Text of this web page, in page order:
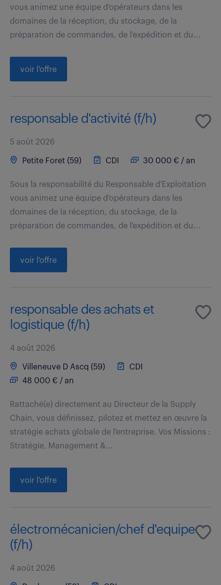
vous animez une équipe d'opérateurs dans les
domaines de la réception, du stockage, de la
préparation de commandes, de l'expédition et du...
voir l'offre
responsable d'activité (f/h)
5 août 2026
Petite Foret (59) CDI 30 000 € / an
Sous la responsabilité du Responsable d'Exploitation
vous animez une équipe d'opérateurs dans les
domaines de la réception, du stockage, de la
préparation de commandes, de l'expédition et du...
voir l'offre
responsable des achats et
logistique (f/h)
4 août 2026
Villeneuve D Ascq (59)
CDI
48 000 € / an
Rattaché(e) directement au Directeur de la Supply
Chain, vous définissez, pilotez et mettez en œuvre la
stratégie achats globale de l'entreprise. Vos Missions :
Stratégie, Management &...
voir l'offre
électromécanicien/chef d'equipe
(f/h)
4 août 2026